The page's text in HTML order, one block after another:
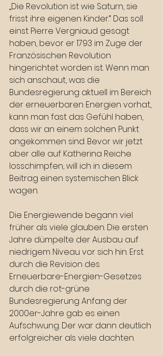
„Die Revolution ist wie Saturn, sie
frisst ihre eigenen Kinder.“ Das soll
einst Pierre Vergniaud gesagt
haben, bevor er 1793 im Zuge der
Französischen Revolution
hingerichtet worden ist. Wenn man
sich anschaut, was die
Bundesregierung aktuell im Bereich
der erneuerbaren Energien vorhat,
kann man fast das Gefühl haben,
dass wir an einem solchen Punkt
angekommen sind. Bevor wir jetzt
aber alle auf Katherina Reiche
losschimpfen, will ich in diesem
Beitrag einen systemischen Blick
wagen.
Die Energiewende begann viel
früher als viele glauben. Die ersten
Jahre dümpelte der Ausbau auf
niedrigem Niveau vor sich hin. Erst
durch die Revision des
Erneuerbare-Energien-Gesetzes
durch die rot-grüne
Bundesregierung Anfang der
2000er-Jahre gab es einen
Aufschwung. Der war dann deutlich
erfolgreicher als viele dachten.